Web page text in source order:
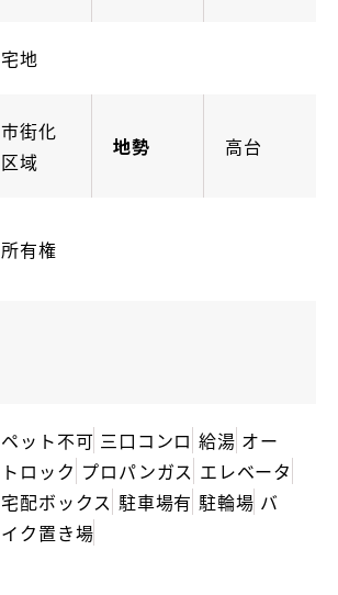
宅地
市街化
区域
地勢 高台
所有権
ペット不可 三口コンロ 給湯 オー
トロック プロパンガス エレベータ
宅配ボックス 駐車場有 駐輪場 バ
イク置き場